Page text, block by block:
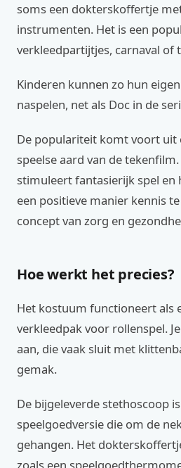
soms een dokterskoffertje
instrumenten. Het is een
verkleedpartijtjes, carnaval of
Kinderen kunnen zo hun
naspelen, net als Doc in de
De populariteit komt voort uit
speelse aard van de
stimuleert fantasierijk spel
een positieve manier kennis
concept van zorg en
Hoe werkt het precies?
Het kostuum functioneert als
verkleedpak voor rollenspel.
aan, die vaak sluit met
gemak.
De bijgeleverde stethoscoop
speelgoedversie die om de
gehangen. Het